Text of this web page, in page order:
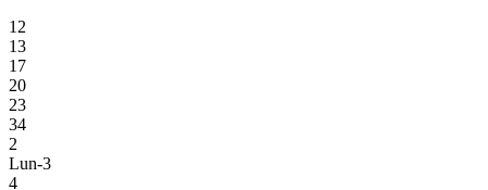
12
13
17
20
23
34
2
Lun-3
4